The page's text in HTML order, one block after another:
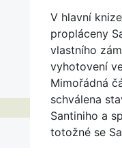
V hlavní
propláceny
vlastního
vyhotovení
Mimořádná
schválena
Santiniho a
totožné se